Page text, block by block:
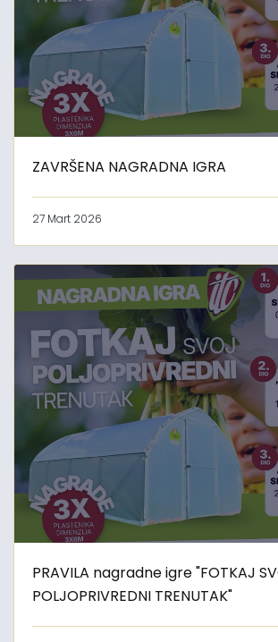
ZAVRŠENA NAGRADNA IGRA
27 Mart 2026
PRAVILA nagradne igre "FOTKAJ
POLJOPRIVREDNI TRENUTAK"